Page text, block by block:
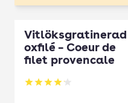
Vitlöksgratinerad
oxfilé – Coeur de
filet provencale
Betyg: 4.12 av 5